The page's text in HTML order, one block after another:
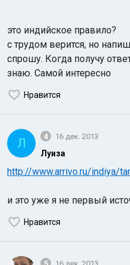
это индийское правило?
с трудом верится, но
спрошу. Когда получу
знаю. Самой интересно
Нравится
Л 4 16 дек. 2013
Луиза
http://www.arrivo.ru/indiya/
и это уже я не первый
Нравится
5 16 дек. 2013